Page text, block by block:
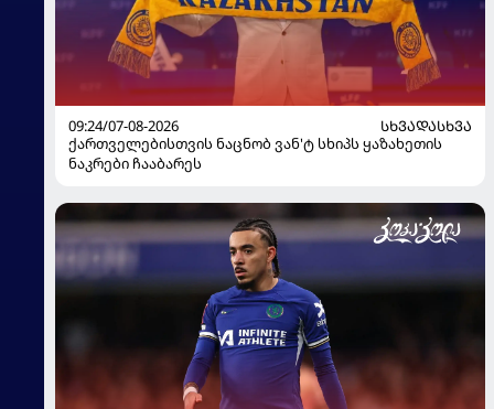
09:24/07-08-2026
ᲡᲮᲕᲐᲓᲐᲡᲮᲕᲐ
ქართველებისთვის ნაცნობ ვან'ტ სხიპს ყაზახეთის
ნაკრები ჩააბარეს